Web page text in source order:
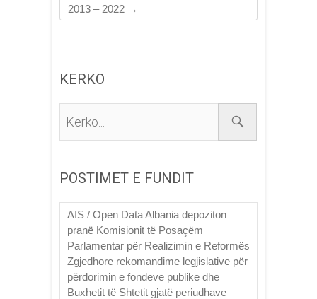
2013 – 2022 →
KERKO
POSTIMET E FUNDIT
AIS / Open Data Albania depoziton
pranë Komisionit të Posaçëm
Parlamentar për Realizimin e Reformës
Zgjedhore rekomandime legjislative për
përdorimin e fondeve publike dhe
Buxhetit të Shtetit gjatë periudhave